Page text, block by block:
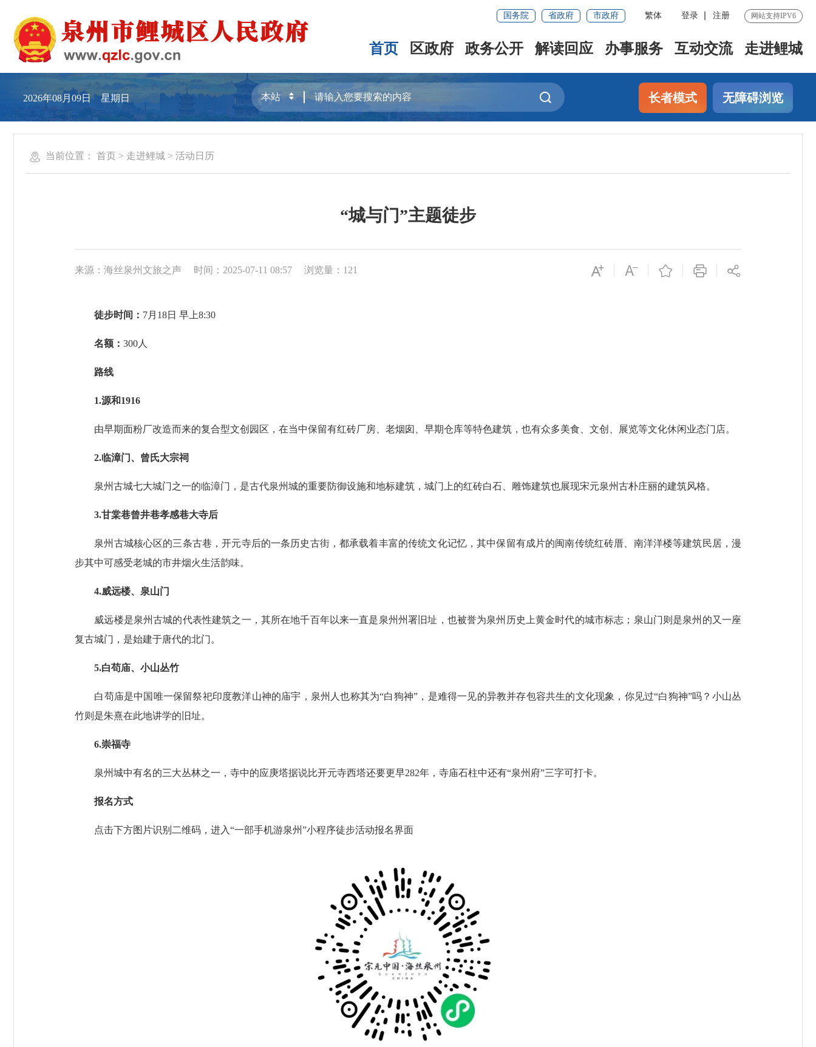
国务院 省政府 市政府 繁体 登录 注册 网站支持IPV6
首页 区政府 政务公开 解读回应 办事服务 互动交流 走进鲤城
2026年08月09日 星期日 长者模式 无障碍浏览
当前位置： 首页 > 走进鲤城 > 活动日历
“城与门”主题徒步
来源：海丝泉州文旅之声 时间：2025-07-11 08:57 浏览量： 121
徒步时间： 7月18日 早上8:30
名额： 300人
路线
1.源和1916
由早期面粉厂改造而来的复合型文创园区，在当中保留有红砖厂房、老烟囱、早期仓库等特色建筑，也有众多美食、文创、展览等文化休闲业态门店。
2.临漳门、曾氏大宗祠
泉州古城七大城门之一的临漳门，是古代泉州城的重要防御设施和地标建筑，城门上的红砖白石、雕饰建筑也展现宋元泉州古朴庄丽的建筑风格。
3.甘棠巷曾井巷孝感巷大寺后
泉州古城核心区的三条古巷，开元寺后的一条历史古街，都承载着丰富的传统文化记忆，其中保留有成片的闽南传统红砖厝、南洋洋楼等建筑民居，漫
步其中可感受老城的市井烟火生活韵味。
4.威远楼、泉山门
威远楼是泉州古城的代表性建筑之一，其所在地千百年以来一直是泉州州署旧址，也被誉为泉州历史上黄金时代的城市标志；泉山门则是泉州的又一座
复古城门，是始建于唐代的北门。
5.白苟庙、小山丛竹
白苟庙是中国唯一保留祭祀印度教洋山神的庙宇，泉州人也称其为“白狗神”，是难得一见的异教并存包容共生的文化现象，你见过“白狗神”吗？小山丛
竹则是朱熹在此地讲学的旧址。
6.崇福寺
泉州城中有名的三大丛林之一，寺中的应庚塔据说比开元寺西塔还要更早282年，寺庙石柱中还有“泉州府”三字可打卡。
报名方式
点击下方图片识别二维码，进入“一部手机游泉州”小程序徒步活动报名界面